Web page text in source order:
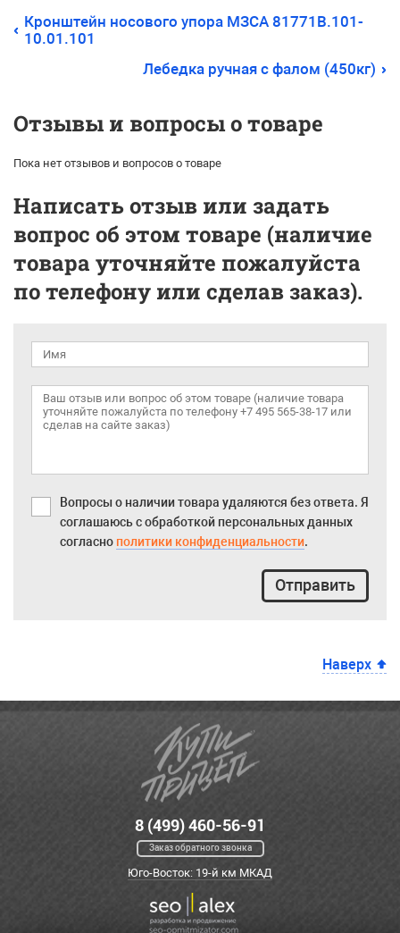
Кронштейн носового упора МЗСА 81771В.101-
10.01.101
Лебедка ручная с фалом (450кг)
Отзывы и вопросы о товаре
Пока нет отзывов и вопросов о товаре
Написать отзыв или задать
вопрос об этом товаре (наличие
товара уточняйте пожалуйста
по телефону или сделав заказ).
Вопросы о наличии товара удаляются без ответа. Я
соглашаюсь с обработкой персональных данных
согласно политики конфиденциальности.
Отправить
Наверх
8 (499) 460-56-91
Заказ обратного звонка
Юго-Восток: 19-й км МКАД